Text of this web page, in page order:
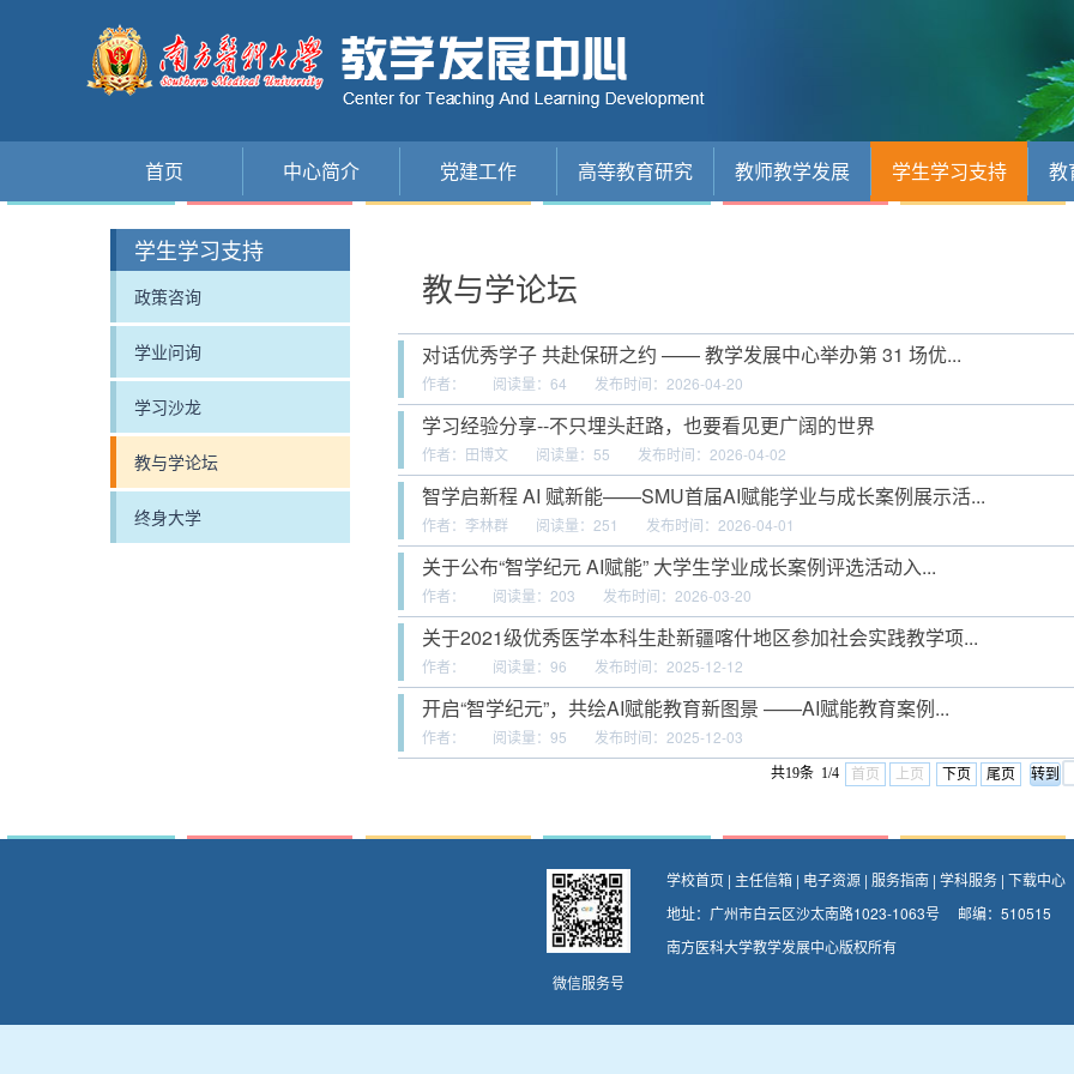
首页 中心简介 党建工作 高等教育研究 教师教学发展 学生学习支持 教
学生学习支持
政策咨询
学业问询
学习沙龙
教与学论坛
终身大学
教与学论坛
对话优秀学子 共赴保研之约 —— 教学发展中心举办第 31 场优...
作者： 阅读量： 64 发布时间：2026-04-20
学习经验分享--不只埋头赶路，也要看见更广阔的世界
作者：田博文 阅读量： 55 发布时间：2026-04-02
智学启新程 AI 赋新能——SMU首届AI赋能学业与成长案例展示活...
作者：李林群 阅读量： 251 发布时间：2026-04-01
关于公布“智学纪元 AI赋能” 大学生学业成长案例评选活动入...
作者： 阅读量： 203 发布时间：2026-03-20
关于2021级优秀医学本科生赴新疆喀什地区参加社会实践教学项...
作者： 阅读量： 96 发布时间：2025-12-12
开启“智学纪元”，共绘AI赋能教育新图景 ——AI赋能教育案例...
作者： 阅读量： 95 发布时间：2025-12-03
共19条 1/4 首页 上页 下页 尾页
微信服务号
学校首页| 主任信箱| 电子资源| 服务指南| 学科服务| 下载中心
地址：广州市白云区沙太南路1023-1063号 邮编：510515
南方医科大学教学发展中心版权所有